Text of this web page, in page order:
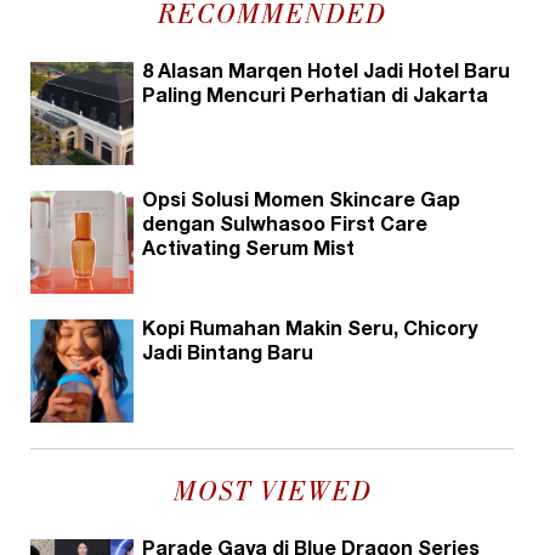
RECOMMENDED
8 Alasan Marqen Hotel Jadi Hotel Baru
Paling Mencuri Perhatian di Jakarta
Opsi Solusi Momen Skincare Gap
dengan Sulwhasoo First Care
Activating Serum Mist
Kopi Rumahan Makin Seru, Chicory
Jadi Bintang Baru
MOST VIEWED